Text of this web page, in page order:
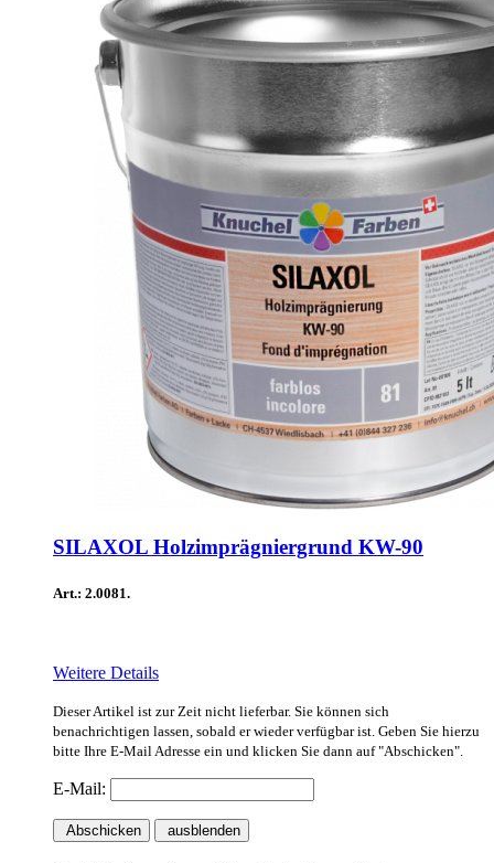
SILAXOL Holzimprägniergrund KW-90
Art.: 2.0081.
Weitere Details
Dieser Artikel ist zur Zeit nicht lieferbar. Sie können sich
benachrichtigen lassen, sobald er wieder verfügbar ist. Geben Sie hierzu
bitte Ihre E-Mail Adresse ein und klicken Sie dann auf "Abschicken".
E-Mail:
Abschicken ausblenden